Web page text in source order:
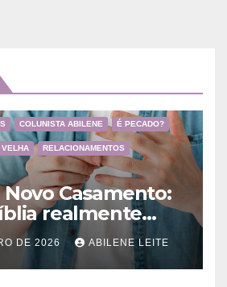
COLUNISTA ABILENE É PECADO?
VELHA RELACIONAMENTOS
Casamento:
realmente
DE 2026 ABILENE LEITE